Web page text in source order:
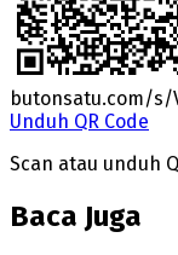
butonsatu.com/s/
Unduh QR Code
Scan atau unduh
Baca Juga